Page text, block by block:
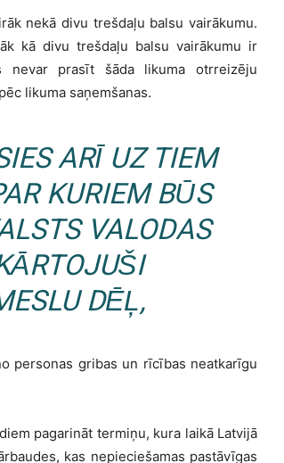
nekā divu trešdaļu balsu vairākumu.
kā divu trešdaļu balsu vairākumu ir
nevar prasīt šāda likuma otrreizēju
likuma saņemšanas.
ARĪ UZ TIEM
KURIEM BŪS
VALODAS
DĒĻ,
personas gribas un rīcības neatkarīgu
pagarināt termiņu, kura laikā Latvijā
kas nepieciešamas pastāvīgas